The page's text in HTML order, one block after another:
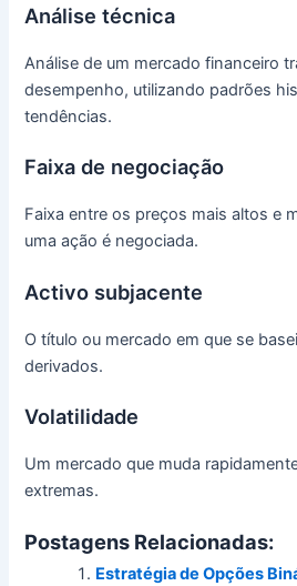
Análise técnica
Análise de um mercado financeiro
desempenho, utilizando padrões
tendências.
Faixa de negociação
Faixa entre os preços mais altos e
uma ação é negociada.
Activo subjacente
O título ou mercado em que se
derivados.
Volatilidade
Um mercado que muda
extremas.
Postagens Relacionadas:
Estratégia de Opções